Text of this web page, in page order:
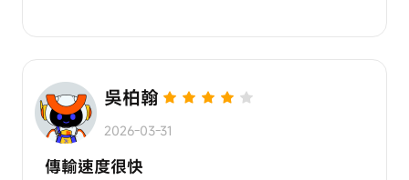
吳柏翰
2026-03-31
傳輸速度很快